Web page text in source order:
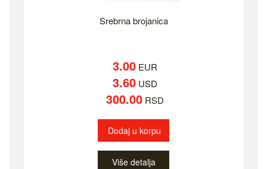
Srebrna brojanica
3.00 EUR
3.60 USD
300.00 RSD
Dodaj u korpu
Više detalja